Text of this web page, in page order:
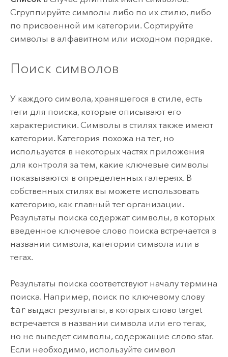
Сгруппируйте символы либо по их стилю, либо
по присвоенной им категории. Сортируйте
символы в алфавитном или исходном порядке.
Поиск символов
У каждого символа, хранящегося в стиле, есть
теги для поиска, которые описывают его
характеристики. Символы в стилях также имеют
категории. Категория похожа на тег, но
используется в некоторых частях приложения
для контроля за тем, какие ключевые символы
показываются в определенных галереях. В
собственных стилях вы можете использовать
категорию, как главный тег организации.
Результаты поиска содержат символы, в которых
введенное ключевое слово поиска встречается в
названии символа, категории символа или в
тегах.
Результаты поиска соответствуют началу термина
поиска. Например, поиск по ключевому слову
tarвыдаст результаты, в которых слово target
встречается в названии символа или его тегах,
но не выведет символы, содержащие слово star.
Если необходимо, используйте символ